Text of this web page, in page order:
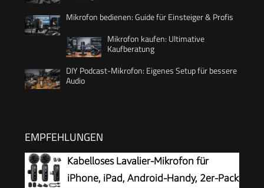
Mikrofon bedienen: Guide für Einsteiger & Profis
Mikrofon kaufen: Ultimative
Kaufberatung
DIY Podcast-Mikrofon: Eigenes Setup für bessere
Audio
EMPFEHLUNGEN
Kabelloses Lavalier-Mikrofon für
iPhone, iPad, Android-Handy, 2er-Pack